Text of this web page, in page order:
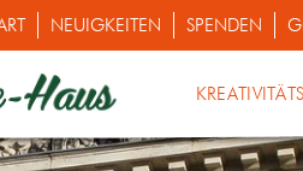
NEUIGKEITEN SPENDEN